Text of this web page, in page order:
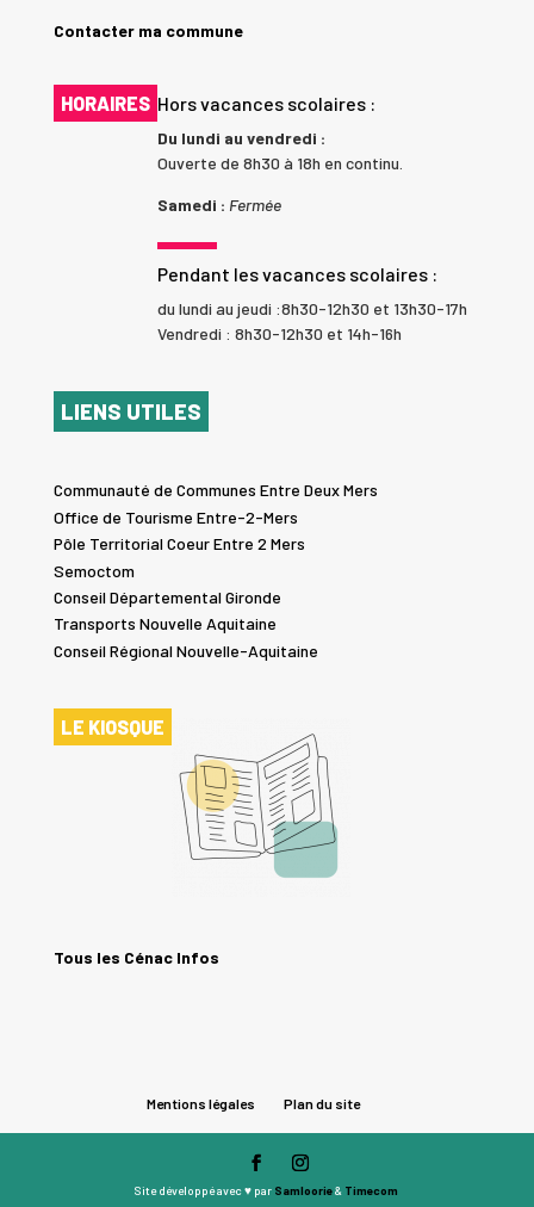
Contacter ma commune
HORAIRES Hors vacances scolaires :
Du lundi au vendredi :
Ouverte de 8h30 à 18h en continu.
Samedi : Fermée
Pendant les vacances scolaires :
du lundi au jeudi :8h30-12h30 et 13h30-17h
Vendredi : 8h30-12h30 et 14h-16h
LIENS UTILES
Communauté de Communes Entre Deux Mers
Office de Tourisme Entre-2-Mers
Pôle Territorial Coeur Entre 2 Mers
Semoctom
Conseil Départemental Gironde
Transports Nouvelle Aquitaine
Conseil Régional Nouvelle-Aquitaine
LE KIOSQUE
Tous les Cénac Infos
Mentions légales Plan du site
Site développé avec ♥ par Samloorie& Timecom